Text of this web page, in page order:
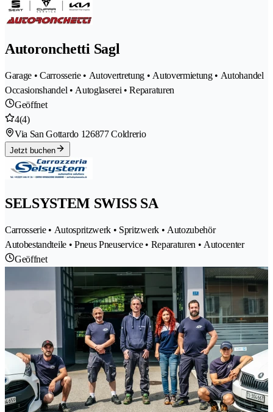
Autoronchetti Sagl
Garage • Carrosserie • Autovertretung • Autovermietung • Autohandel
Occasionshandel • Autoglaserei • Reparaturen
Geöffnet
4(4)
Via San Gottardo 126877 Coldrerio
Jetzt buchen
SELSYSTEM SWISS SA
Carrosserie • Autospritzwerk • Spritzwerk • Autozubehör
Autobestandteile • Pneus Pneuservice • Reparaturen • Autocenter
Geöffnet